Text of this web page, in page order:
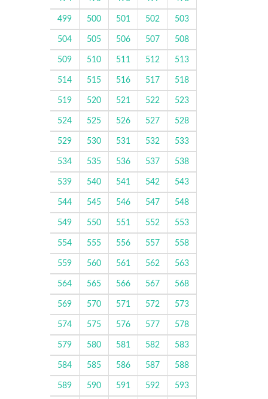
499 500 501 502 503
504 505 506 507 508
509 510 511 512 513
514 515 516 517 518
519 520 521 522 523
524 525 526 527 528
529 530 531 532 533
534 535 536 537 538
539 540 541 542 543
544 545 546 547 548
549 550 551 552 553
554 555 556 557 558
559 560 561 562 563
564 565 566 567 568
569 570 571 572 573
574 575 576 577 578
579 580 581 582 583
584 585 586 587 588
589 590 591 592 593